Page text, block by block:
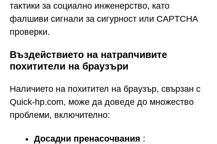
тактики за социално инженерство, като
фалшиви сигнали за сигурност или CAPTCHA
проверки.
Въздействието на натрапчивите
похитители на браузъри
Наличието на похитител на браузър, свързан с
Quick-hp.com, може да доведе до множество
проблеми, включително:
Досадни пренасочвания :